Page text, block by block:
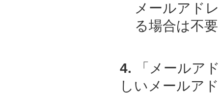
メールアド
る場合は不
4. 「メールア
しいメールア